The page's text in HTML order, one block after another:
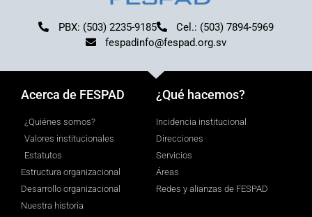
PBX: (503) 2235-9185
Cel.: (503) 7894-5969
fespadinfo@fespad.org.sv
Acerca de FESPAD
¿Quiénes somos?
Valores institucionales
Estatutos
Estructura organizacional
Desarrollo organizacional
Nuestra historia
¿Qué hacemos?
Incidencia institucional
Direcciones
Servicios
Áreas
Redes y alianzas de FESPAD